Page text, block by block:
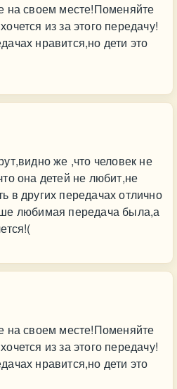
на своем месте!Поменяйте
из за этого передачу!
нравится,но дети это
же ,что человек не
она детей не любит,не
в других передачах отлично
любимая передача была,а
на своем месте!Поменяйте
из за этого передачу!
нравится,но дети это